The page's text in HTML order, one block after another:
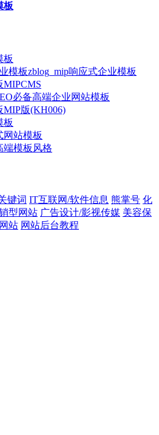
板
板
模板zblog_mip响应式企业模板
MIPCMS
必备高端企业网站模板
版(KH006)
板
网站模板
端模板风格
键词 IT互联网/软件信息 熊掌号 化
型网站 广告设计/影视传媒 美容保
站 网站后台教程